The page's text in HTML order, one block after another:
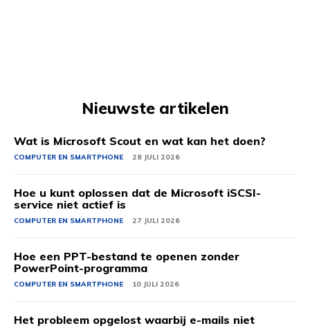
Nieuwste artikelen
Wat is Microsoft Scout en wat kan het doen?
COMPUTER EN SMARTPHONE 28 JULI 2026
Hoe u kunt oplossen dat de Microsoft iSCSI-
service niet actief is
COMPUTER EN SMARTPHONE 27 JULI 2026
Hoe een PPT-bestand te openen zonder
PowerPoint-programma
COMPUTER EN SMARTPHONE 10 JULI 2026
Het probleem opgelost waarbij e-mails niet